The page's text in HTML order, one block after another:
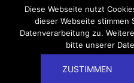
Alle Belegungspläne der
Trainings und Kurse
Diese Webseite nutzt
dieser Webseite stimmen
Datenverarbeitung zu.
bitte unserer
ZUSTIMMEN